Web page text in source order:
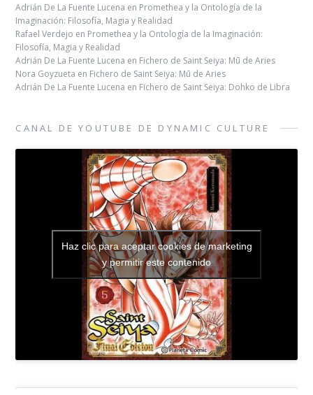
Adrián De La Fuente Lucena en Promethea y la Ontología de la
Imaginación: Filosofía, Magia y Realidad
Rafael Verdejo en Promethea y la Ontología de la Imaginación:
Filosofía, Magia y Realidad
Adrián De La Fuente Lucena en Fichero de Saint Seiya: Mū de Aries
Nora Goyzueta en Fichero de Saint Seiya: Mū de Aries
Adrián De La Fuente Lucena en Fichero de Saint Seiya: Dohko de Libra
CANAL DE YOUTUBE DE DYNAMIC CULTURE
Haz clic para aceptar cookies de marketing
y permitir este contenido